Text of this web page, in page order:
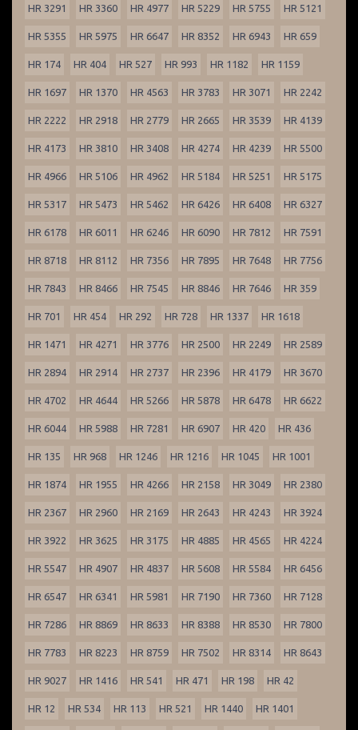
HR 3291 HR 3360 HR 4977 HR 5229 HR 5755 HR 5121
HR 5355 HR 5975 HR 6647 HR 8352 HR 6943 HR 659
HR 174 HR 404 HR 527 HR 993 HR 1182 HR 1159
HR 1697 HR 1370 HR 4563 HR 3783 HR 3071 HR 2242
HR 2222 HR 2918 HR 2779 HR 2665 HR 3539 HR 4139
HR 4173 HR 3810 HR 3408 HR 4274 HR 4239 HR 5500
HR 4966 HR 5106 HR 4962 HR 5184 HR 5251 HR 5175
HR 5317 HR 5473 HR 5462 HR 6426 HR 6408 HR 6327
HR 6178 HR 6011 HR 6246 HR 6090 HR 7812 HR 7591
HR 8718 HR 8112 HR 7356 HR 7895 HR 7648 HR 7756
HR 7843 HR 8466 HR 7545 HR 8846 HR 7646 HR 359
HR 701 HR 454 HR 292 HR 728 HR 1337 HR 1618
HR 1471 HR 4271 HR 3776 HR 2500 HR 2249 HR 2589
HR 2894 HR 2914 HR 2737 HR 2396 HR 4179 HR 3670
HR 4702 HR 4644 HR 5266 HR 5878 HR 6478 HR 6622
HR 6044 HR 5988 HR 7281 HR 6907 HR 420 HR 436
HR 135 HR 968 HR 1246 HR 1216 HR 1045 HR 1001
HR 1874 HR 1955 HR 4266 HR 2158 HR 3049 HR 2380
HR 2367 HR 2960 HR 2169 HR 2643 HR 4243 HR 3924
HR 3922 HR 3625 HR 3175 HR 4885 HR 4565 HR 4224
HR 5547 HR 4907 HR 4837 HR 5608 HR 5584 HR 6456
HR 6547 HR 6341 HR 5981 HR 7190 HR 7360 HR 7128
HR 7286 HR 8869 HR 8633 HR 8388 HR 8530 HR 7800
HR 7783 HR 8223 HR 8759 HR 7502 HR 8314 HR 8643
HR 9027 HR 1416 HR 541 HR 471 HR 198 HR 42
HR 12 HR 534 HR 113 HR 521 HR 1440 HR 1401